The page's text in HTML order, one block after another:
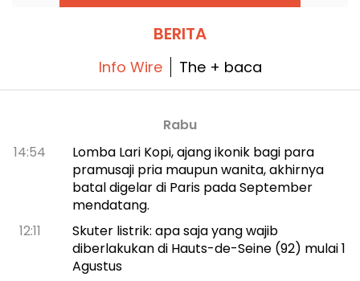
BERITA
Info Wire The + baca
Rabu
14:54
Lomba Lari Kopi, ajang ikonik bagi para
pramusaji pria maupun wanita, akhirnya
batal digelar di Paris pada September
mendatang.
12:11
Skuter listrik: apa saja yang wajib
diberlakukan di Hauts-de-Seine (92) mulai 1
Agustus